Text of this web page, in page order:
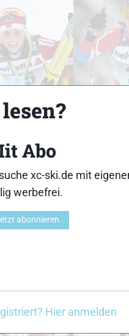
9
14
Abo
xc-ski.de mit
werbefrei.
abonnieren
Hier anmelden